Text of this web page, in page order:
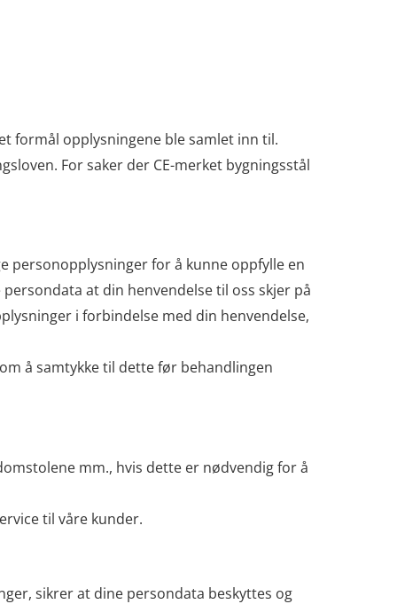
formål opplysningene ble samlet inn til.
For saker der CE-merket bygningsstål
personopplysninger for å kunne oppfylle en
at din henvendelse til oss skjer på
i forbindelse med din henvendelse,
å samtykke til dette før behandlingen
mm., hvis dette er nødvendig for å
til våre kunder.
sikrer at dine persondata beskyttes og